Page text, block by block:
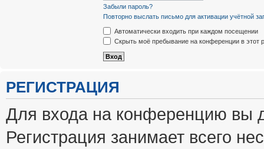
Забыли пароль?
Повторно выслать письмо для активации учётной
Автоматически входить при каждом посещении
Скрыть моё пребывание на конференции в этот
РЕГИСТРАЦИЯ
Для входа на конференцию вы
Регистрация занимает всего